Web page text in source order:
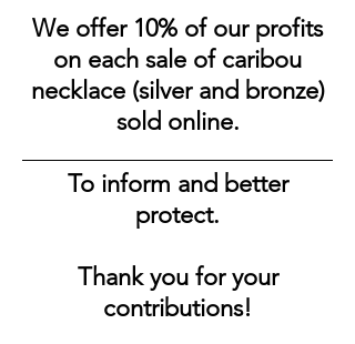
We offer 10% of our profits
on each sale of caribou
necklace (silver and bronze)
sold online.
To inform and better
protect.
Thank you for your
contributions!